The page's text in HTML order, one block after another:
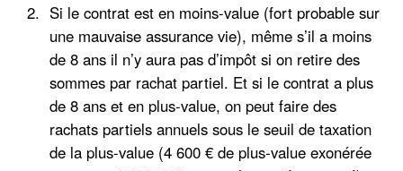
Si le contrat est en moins-value (fort probable sur
une mauvaise assurance vie), même s’il a moins
de 8 ans il n’y aura pas d’impôt si on retire des
sommes par rachat partiel. Et si le contrat a plus
de 8 ans et en plus-value, on peut faire des
rachats partiels annuels sous le seuil de taxation
de la plus-value (4 600 € de plus-value exonérée